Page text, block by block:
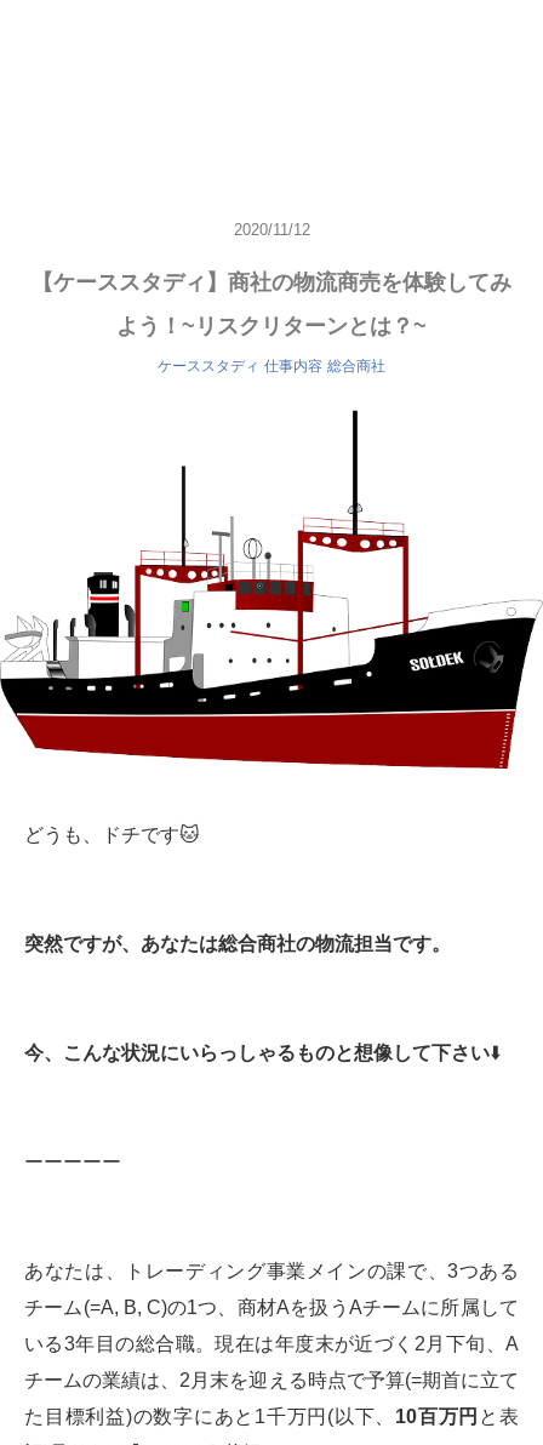
2020/11/12
【ケーススタディ】商社の物流商売を体験してみ
よう！~リスクリターンとは？~
ケーススタディ 仕事内容 総合商社
どうも、ドチです🐱
突然ですが、あなたは総合商社の物流担当です。
今、こんな状況にいらっしゃるものと想像して下さい⬇️
ーーーーー
あなたは、トレーディング事業メインの課で、3つある
チーム(=A, B, C)の1つ、商材Aを扱うAチームに所属して
いる3年目の総合職。現在は年度末が近づく2月下旬、A
チームの業績は、2月末を迎える時点で予算(=期首に立て
た目標利益)の数字にあと1千万円(以下、 10百万円 と表